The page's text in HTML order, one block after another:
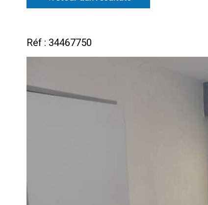
Réf : 34467750